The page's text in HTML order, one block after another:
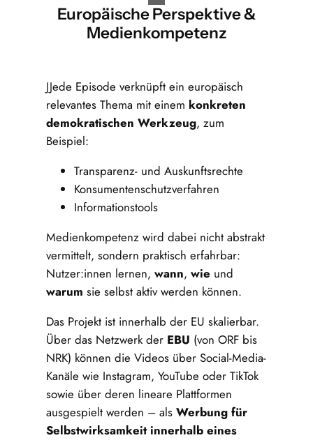
Europäische Perspektive &
Medienkompetenz
JJede Episode verknüpft ein europäisch
relevantes Thema mit einem konkreten
demokratischen Werkzeug, zum
Beispiel:
Transparenz- und Auskunftsrechte
Konsumentenschutzverfahren
Informationstools
Medienkompetenz wird dabei nicht abstrakt
vermittelt, sondern praktisch erfahrbar:
Nutzer:innen lernen,wann,wie und
warum sie selbst aktiv werden können.
Das Projekt ist innerhalb der EU skalierbar.
Über das Netzwerk der EBU (von ORF bis
NRK) können die Videos über Social-Media-
Kanäle wie Instagram, YouTube oder TikTok
sowie über deren lineare Plattformen
ausgespielt werden – alsWerbung für
Selbstwirksamkeit innerhalb eines